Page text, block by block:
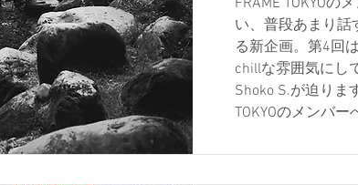
い、普段あまり話
る新企画。第4回
chillな雰囲気にし
Shoko S.が迫りま
TOKYOのメンバー
しくお願いします